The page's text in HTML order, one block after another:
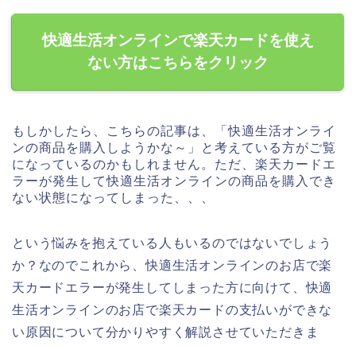
快適生活オンラインで楽天カードを使え
ない方はこちらをクリック
もしかしたら、こちらの記事は、「快適生活オンライ
ンの商品を購入しようかな～」と考えている方がご覧
になっているのかもしれません。ただ、楽天カードエ
ラーが発生して快適生活オンラインの商品を購入でき
ない状態になってしまった、、、
という悩みを抱えている人もいるのではないでしょう
か？なのでこれから、快適生活オンラインのお店で楽
天カードエラーが発生してしまった方に向けて、快適
生活オンラインのお店で楽天カードの支払いができな
い原因について分かりやすく解説させていただきま